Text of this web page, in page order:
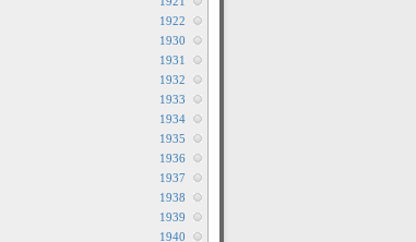
1922
1930
1931
1932
1933
1934
1935
1936
1937
1938
1939
1940